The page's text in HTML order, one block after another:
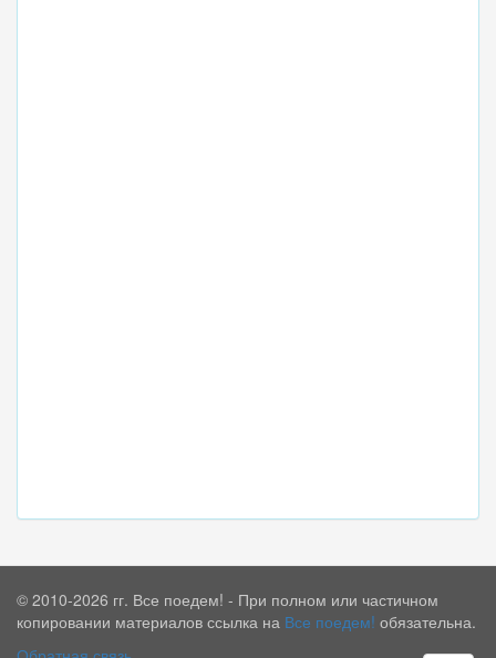
© 2010-2026 гг. Все поедем! - При полном или частичном
копировании материалов ссылка на Все поедем! обязательна.